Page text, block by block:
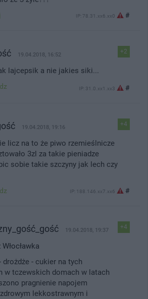
IP: 78.31.xx6.xx0 #
+2
19.04.2018, 16:52
lajcepsik a nie jakies siki...
IP: 31.0.xx1.xx3 #
+4
19.04.2018, 19:16
licz na to że piwo rzemieślnicze
3zl za takie pieniadze
sobie takie szczyny jak lech czy
IP: 188.146.xx7.xx6 #
+4
19.04.2018, 19:37
drożdże - cukier na tych
w tczewskich domach w latach
pragnienie napojem
lekkostrawnym i